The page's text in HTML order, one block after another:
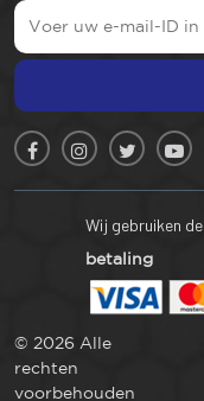
Wij gebruiken de
betaling
© 2026 Alle
rechten
voorbehouden